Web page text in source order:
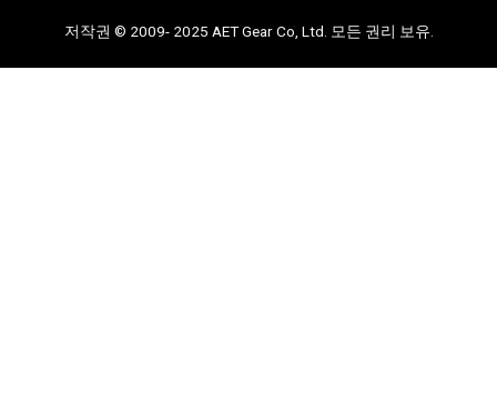
저작권 © 2009- 2025 AET Gear Co, Ltd. 모든 권리 보유.